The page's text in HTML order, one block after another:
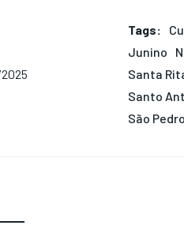
Tags:
Junino
Santa
Santo
São Pedro